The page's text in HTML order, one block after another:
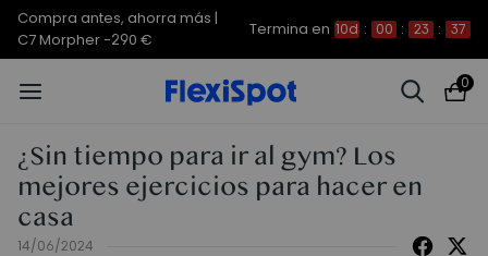
Compra antes, ahorra más |
C7 Morpher -290 €
Termina en 10d : 00 : 23 : 37
0
¿Sin tiempo para ir al gym? Los
mejores ejercicios para hacer en
casa
14/06/2024